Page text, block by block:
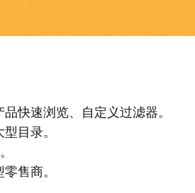
快速浏览、自定义过滤器。
目录。
售商。